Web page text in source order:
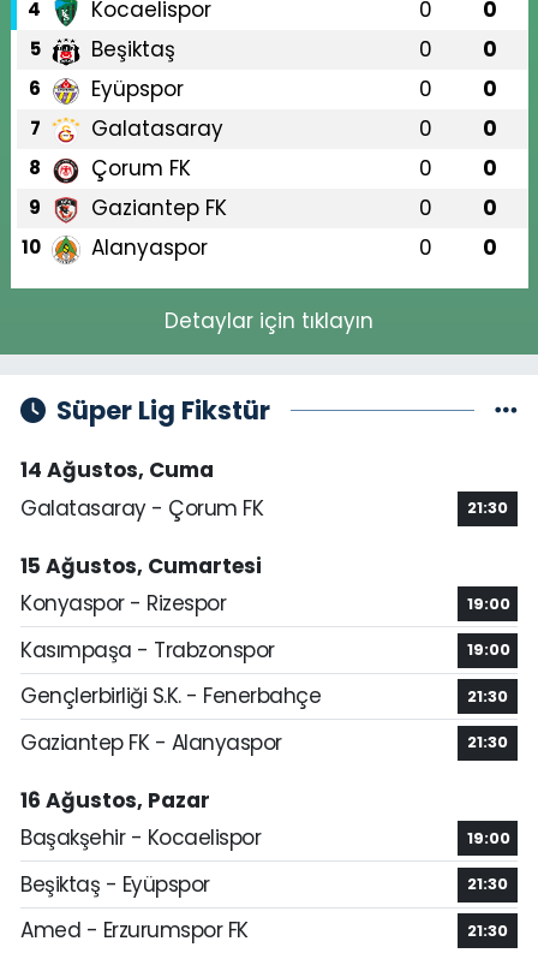
4 Kocaelispor 0 0
5 Beşiktaş 0 0
6 Eyüpspor 0 0
7 Galatasaray 0 0
8 Çorum FK 0 0
9 Gaziantep FK 0 0
10 Alanyaspor 0 0
Detaylar için tıklayın
Süper Lig Fikstür
14 Ağustos, Cuma
Galatasaray - Çorum FK
21:30
15 Ağustos, Cumartesi
Konyaspor - Rizespor
19:00
Kasımpaşa - Trabzonspor 19:00
Gençlerbirliği S.K. - Fenerbahçe 21:30
Gaziantep FK - Alanyaspor 21:30
16 Ağustos, Pazar
Başakşehir - Kocaelispor
19:00
Beşiktaş - Eyüpspor 21:30
Amed - Erzurumspor FK 21:30